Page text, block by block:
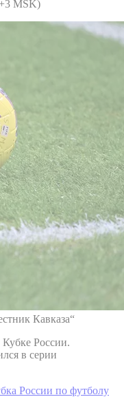
MSK)
Кавказа“
России.
в серии
России по футболу